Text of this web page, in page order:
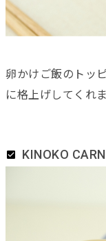
卵かけご飯のトッ
に格上げしてくれま
KINOKO